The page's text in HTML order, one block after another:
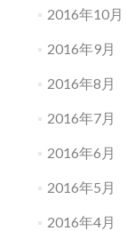
2016年10月
2016年9月
2016年8月
2016年7月
2016年6月
2016年5月
2016年4月